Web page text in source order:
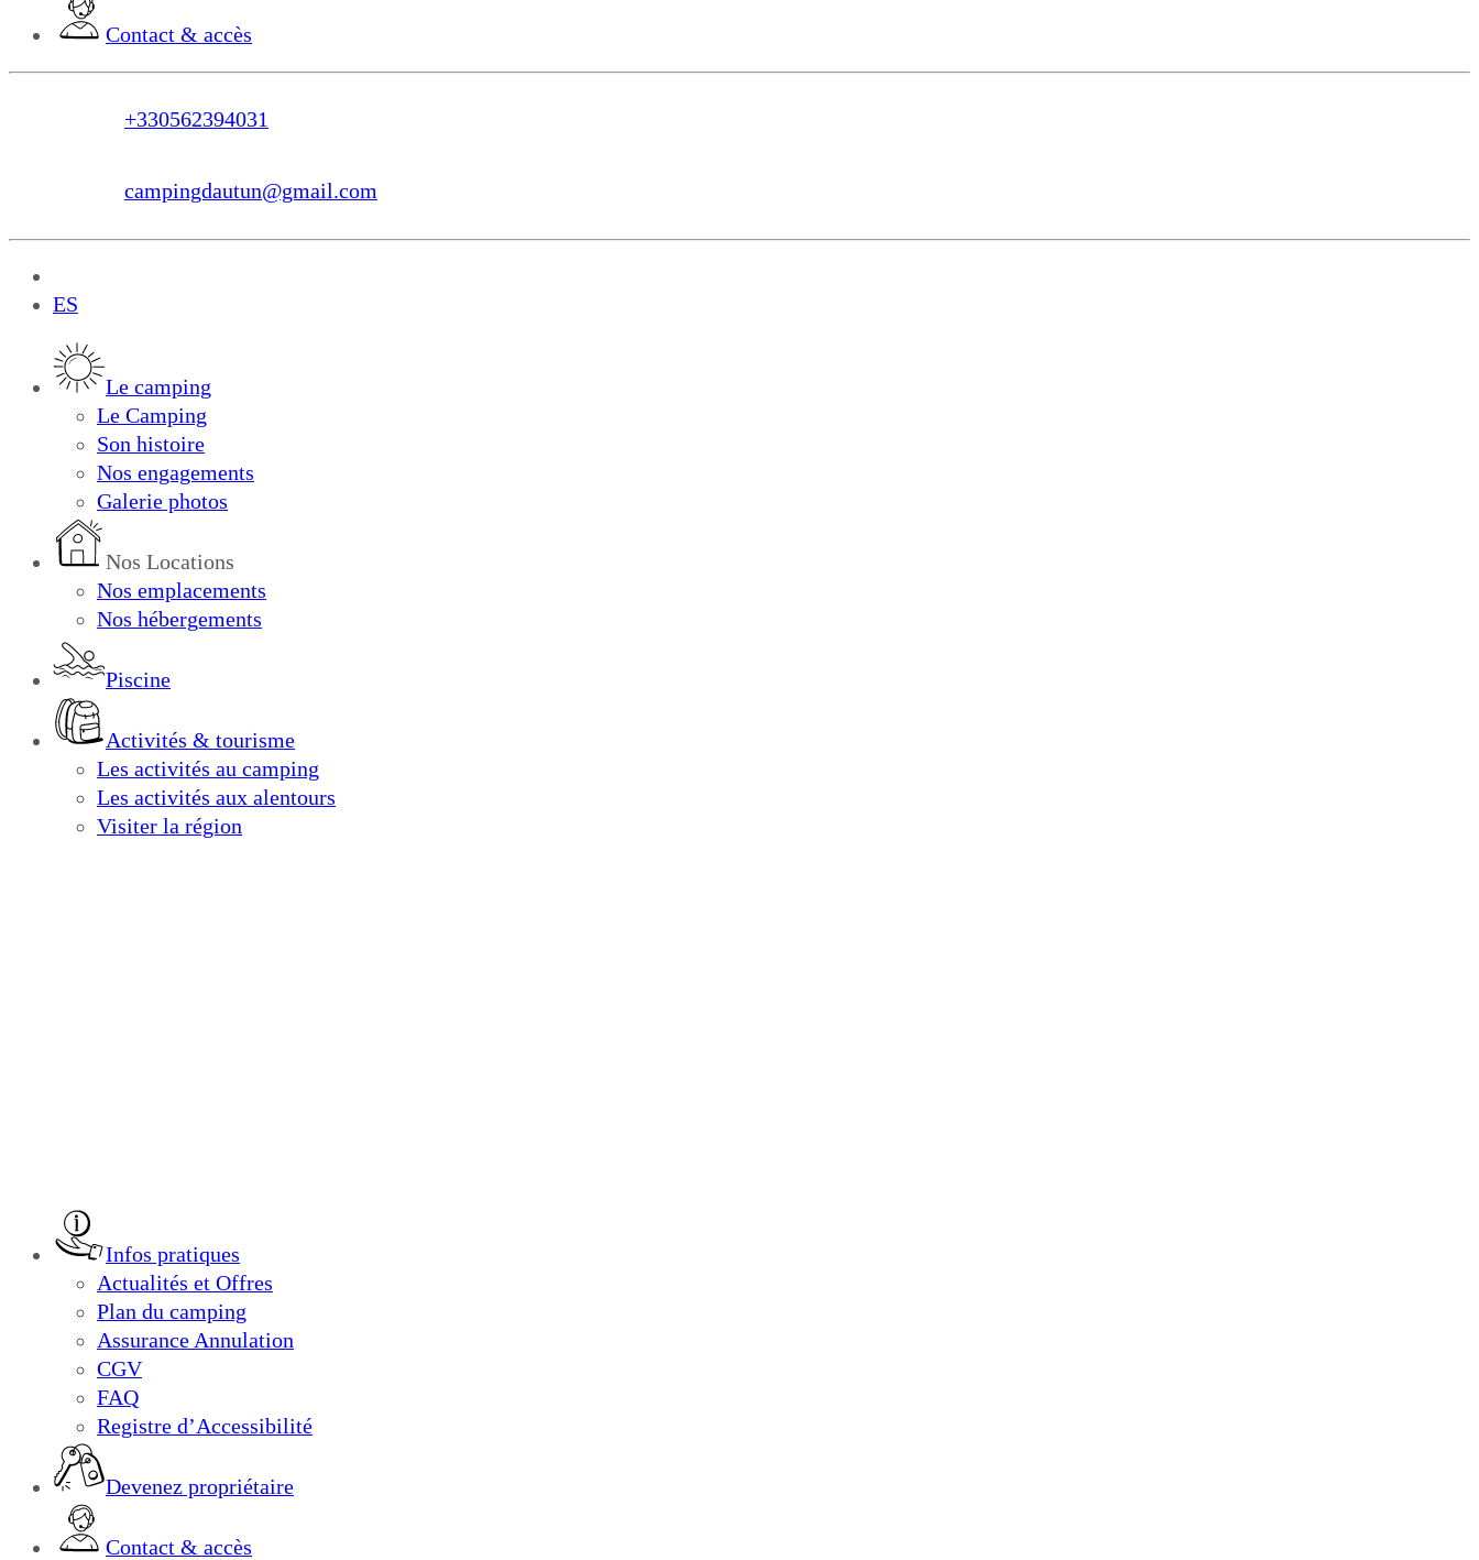
Contact & accès
+330562394031
campingdautun@gmail.com
ES
Le camping
Le Camping
Son histoire
Nos engagements
Galerie photos
Nos Locations
Nos emplacements
Nos hébergements
Piscine
Activités & tourisme
Les activités au camping
Les activités aux alentours
Visiter la région
Infos pratiques
Actualités et Offres
Plan du camping
Assurance Annulation
CGV
FAQ
Registre d’Accessibilité
Devenez propriétaire
Contact & accès